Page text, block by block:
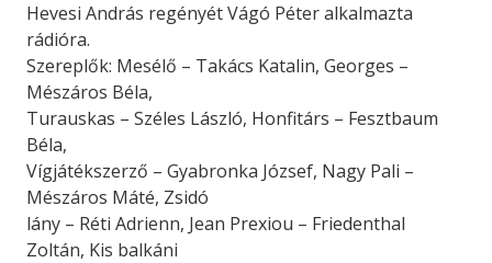
Hevesi András regényét Vágó Péter alkalmazta
rádióra.
Szereplők: Mesélő – Takács Katalin, Georges –
Mészáros Béla,
Turauskas – Széles László, Honfitárs – Fesztbaum
Béla,
Vígjátékszerző – Gyabronka József, Nagy Pali –
Mészáros Máté, Zsidó
lány – Réti Adrienn, Jean Prexiou – Friedenthal
Zoltán, Kis balkáni